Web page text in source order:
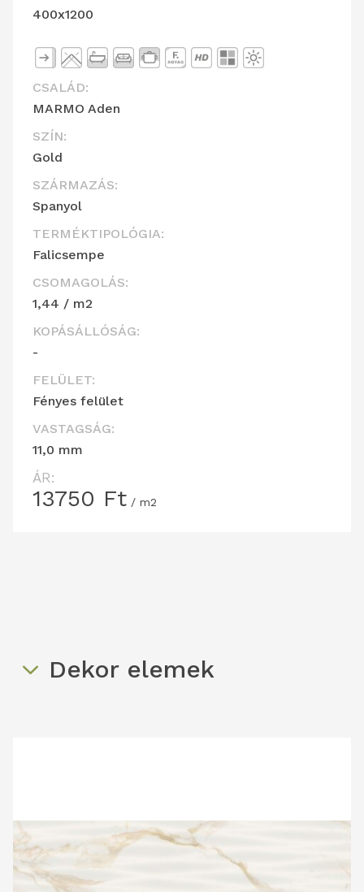
400x1200
CSALÁD:
MARMO Aden
SZÍN:
Gold
SZÁRMAZÁS:
Spanyol
TERMÉKTIPOLÓGIA:
Falicsempe
CSOMAGOLÁS:
1,44 / m2
KOPÁSÁLLÓSÁG:
-
FELÜLET:
Fényes felület
VASTAGSÁG:
11,0 mm
ÁR:
13750 Ft / m2
Dekor elemek